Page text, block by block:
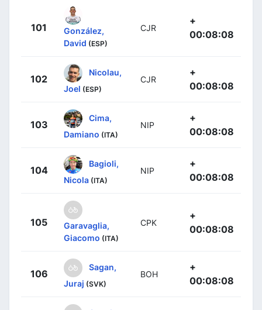
101
González,
David (ESP)
CJR
+
00:08:08
102
Nicolau,
Joel (ESP)
CJR
+
00:08:08
103
Cima,
Damiano (ITA)
NIP
+
00:08:08
104
Bagioli,
Nicola (ITA)
NIP
+
00:08:08
105
Garavaglia,
Giacomo (ITA)
CPK
+
00:08:08
106
Sagan,
Juraj (SVK)
BOH
+
00:08:08